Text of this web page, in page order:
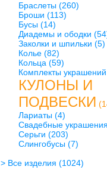
Браслеты(260)
Броши (113)
Бусы(14)
Диадемы и ободки
Заколки и шпильки (5)
Колье(82)
Кольца (59)
Комплекты украшений
КУЛОНЫ И
ПОДВЕСКИ
Лариаты(4)
Свадебные украшения
Серьги (203)
Слингобусы(7)
> Все изделия (1024)